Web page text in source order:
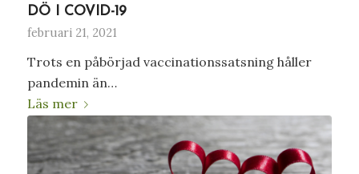
DÖ I COVID-19
februari 21, 2021
Trots en påbörjad vaccinationssatsning håller
pandemin än…
Läs mer